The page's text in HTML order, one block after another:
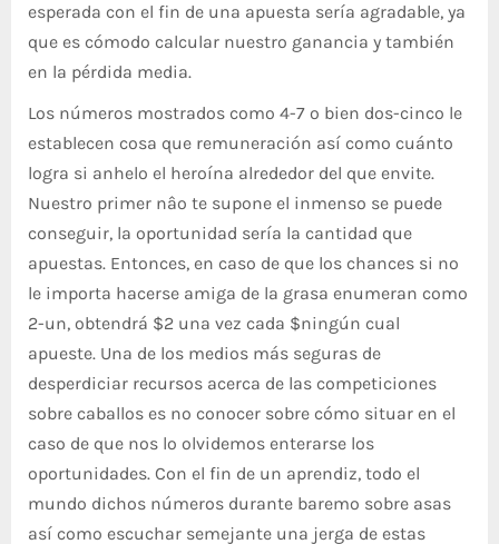
esperada con el fin de una apuesta serí­a agradable, ya
que es cómodo calcular nuestro ganancia y también
en la pérdida media.
Los números mostrados como 4-7 o bien dos-cinco le
establecen cosa que remuneración así­ como cuánto
logra si anhelo el heroína alrededor del que envite.
Nuestro primer nâº te supone el inmenso se puede
conseguir, la oportunidad serí­a la cantidad que
apuestas. Entonces, en caso de que los chances si no
le importa hacerse amiga de la grasa enumeran como
2-un, obtendrá $2 una vez cada $ningún cual
apueste. Una de los medios más seguras de
desperdiciar recursos acerca de las competiciones
sobre caballos es no conocer sobre cómo situar en el
caso de que nos lo olvidemos enterarse los
oportunidades. Con el fin de un aprendiz, todo el
mundo dichos números durante baremo sobre asas
así­ como escuchar semejante una jerga de estas